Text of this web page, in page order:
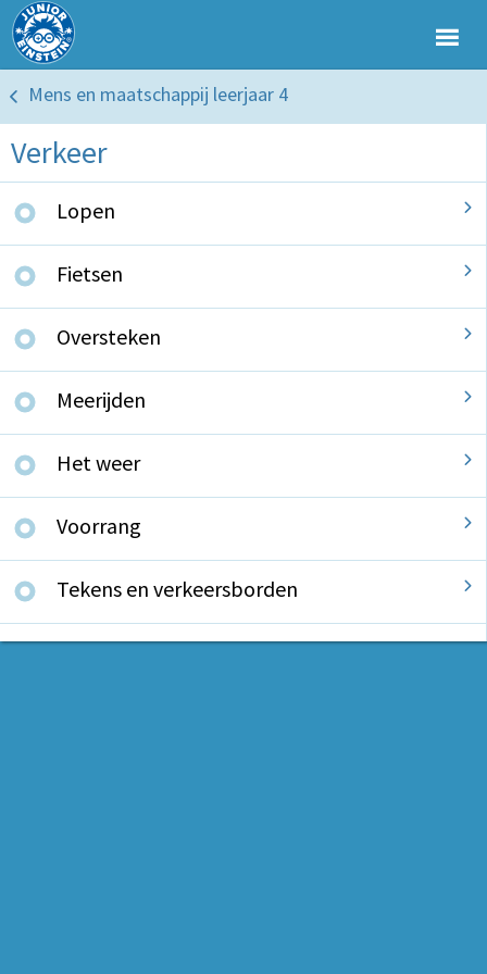
Mens en maatschappij leerjaar 4
Verkeer
Lopen
Fietsen
Oversteken
Meerijden
Het weer
Voorrang
Tekens en verkeersborden